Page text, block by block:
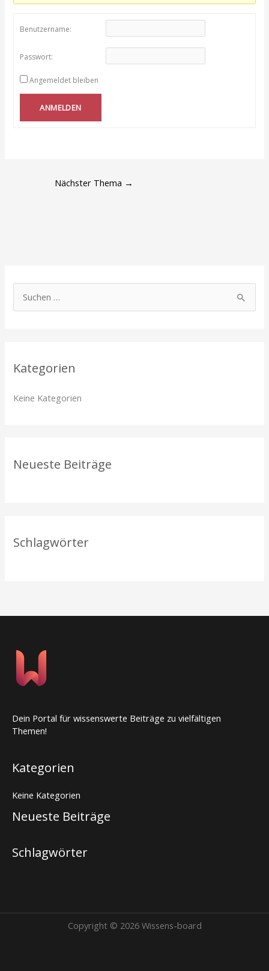
Benutzername:
Passwort:
Angemeldet bleiben
ANMELDEN
Nächster Thema →
e
n
Kategorien
Keine Kategorien
Neueste Beiträge
Schlagwörter
Dein Portal für wissenswerte Beiträge zu vielfältigen
Themen!
Kategorien
Keine Kategorien
Neueste Beiträge
Schlagwörter
Copyright © 2026 Wissens-board